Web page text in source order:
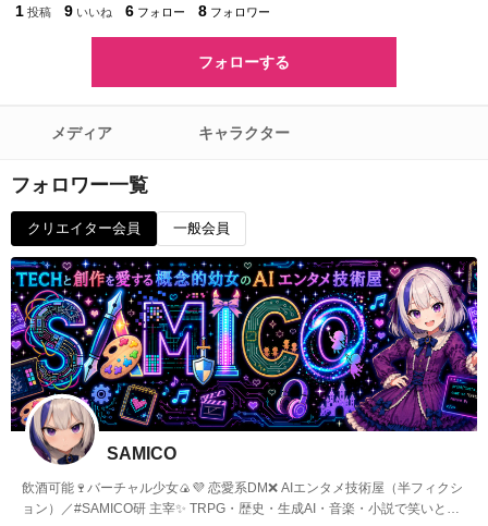
1 投稿 9 いいね 6 フォロー 8 フォロワー
フォローする
メディア キャラクター
フォロワー一覧
クリエイター会員 一般会員
SAMICO
飲酒可能🍷バーチャル少女🍙💜 恋愛系DM❌ AIエンタメ技術屋（半フィクシ
ョン）／#SAMICO研 主宰✨ TRPG・歴史・生成AI・音楽・小説で笑いとTE